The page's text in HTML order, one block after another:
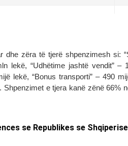
dhe zëra të tjerë shpenzimesh si:
lekë, “Udhëtime jashtë vendit”
lekë, “Bonus transporti” – 490
Shpenzimet e tjera kanë zënë 66%